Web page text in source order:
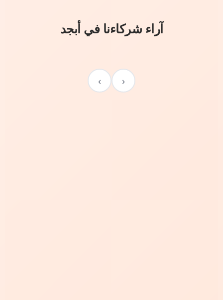
آراء شركاءنا في أبجد
‹
›